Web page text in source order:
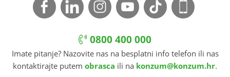
0800 400 000
Imate pitanje? Nazovite nas na besplatni info telefon ili nas
kontaktirajte putem obrasca ili na konzum@konzum.hr.